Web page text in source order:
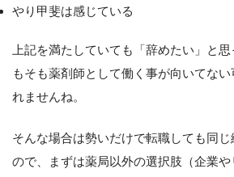
やり甲斐は感じている
上記を満たしていても「辞めたい」と
もそも薬剤師として働く事が向いてな
れませんね。
そんな場合は勢いだけで転職しても同
ので、まずは薬局以外の選択肢（企業